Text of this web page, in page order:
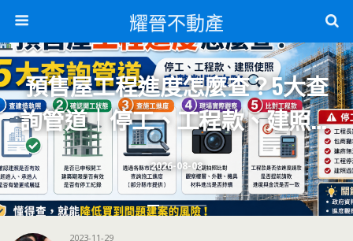
耀晉不動產
2026-08-08
預售屋工程進度怎麼查？5大查
詢管道｜停工、工程款、建照使
照完整判斷攻略
2023-11-29